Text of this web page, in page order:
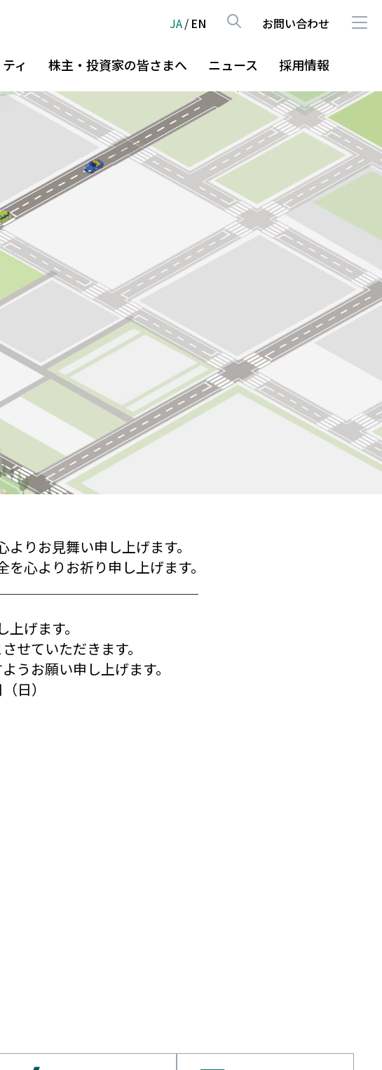
ィ 株主・投資家の皆さまへ ニュース 採用情報
JA/ EN お問い合わせ
HOME
企業・グループ情報
株主・投資家の皆さまへ
ニュース
お問い合わせ
個人情報保護方針
本ウェブサイトのご利用について
ENGLISH
役員紹介
ダイバーシティ＆インクルージョ
ン
株式・社債・株主総会
株主・投資家等との対話
りお見舞い申し上げます。
心よりお祈り申し上げます。
げます。
せていただきます。
うお願い申し上げます。
日）